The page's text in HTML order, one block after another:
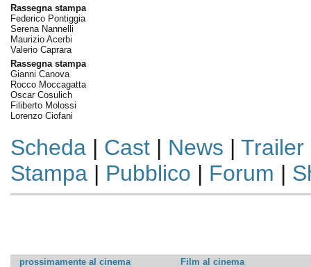
Rassegna stampa
Federico Pontiggia
Serena Nannelli
Maurizio Acerbi
Valerio Caprara
Rassegna stampa
Gianni Canova
Rocco Moccagatta
Oscar Cosulich
Filiberto Molossi
Lorenzo Ciofani
Scheda| Cast| News | Trailer
Stampa| Pubblico | Forum |
prossimamente al cinema
Film al cinema